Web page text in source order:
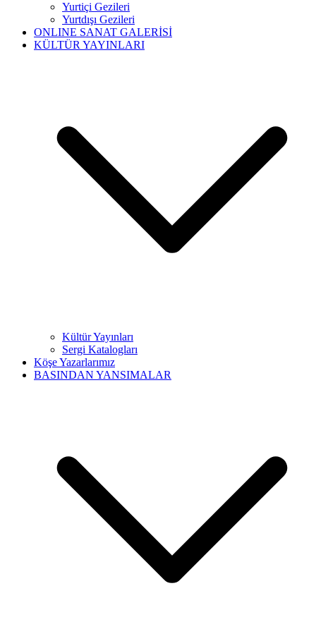
Yurtiçi Gezileri
Yurtdışı Gezileri
ONLINE SANAT GALERİSİ
KÜLTÜR YAYINLARI
Kültür Yayınları
Sergi Katalogları
Köşe Yazarlarımız
BASINDAN YANSIMALAR